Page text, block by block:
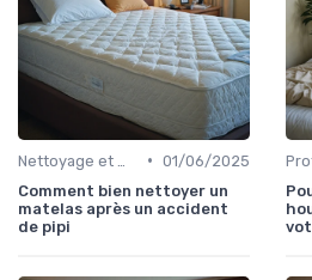
• 01/06/2025
Comment bien nettoyer un
matelas après un accident
de pipi